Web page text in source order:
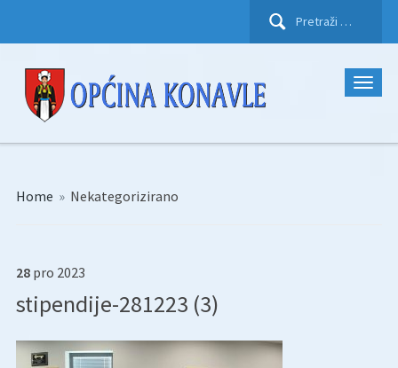
Pretraži:
Home » Nekategorizirano
28 pro 2023
stipendije-281223 (3)